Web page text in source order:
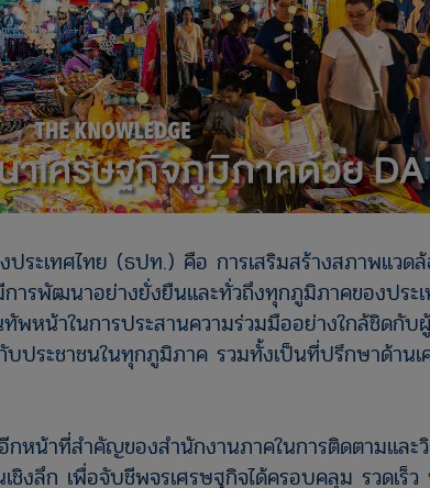
ะเทศไทย (ธปท.) คือ การเสริมสร้างสภาพแวดล้อ
ารพัฒนาอย่างยั่งยืนและทั่วถึงทุกภูมิภาคของประเท
หน้าในการประสานความร่วมมืออย่างใกล้ชิดกับผู้
ประชาชนในทุกภูมิภาค รวมทั้งเป็นที่ปรึกษาด้านเศ
น้าที่สำคัญของสำนักงานภาคในการติดตามและวิเ
ชิงลึก เพื่อจับชีพจรเศรษฐกิจได้ครอบคลุม รวดเร็ว